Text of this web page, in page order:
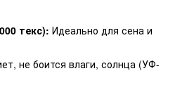
текс): Идеально для сена и
не боится влаги, солнца (УФ-